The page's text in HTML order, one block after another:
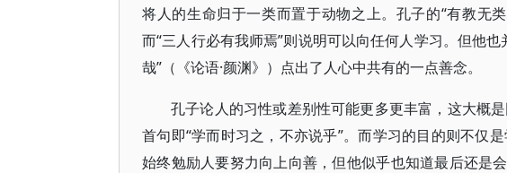
将人的生命归于一类而置于动物之上。孔子的“有教无
而“三人行必有我师焉”则说明可以向任何人学习。但他
哉”（《论语·颜渊》）点出了人心中共有的一点善念。
孔子论人的习性或差别性可能更多更丰富，这大概
首句即“学而时习之，不亦说乎”。而学习的目的则不仅
始终勉励人要努力向上向善，但他似乎也知道最后还是